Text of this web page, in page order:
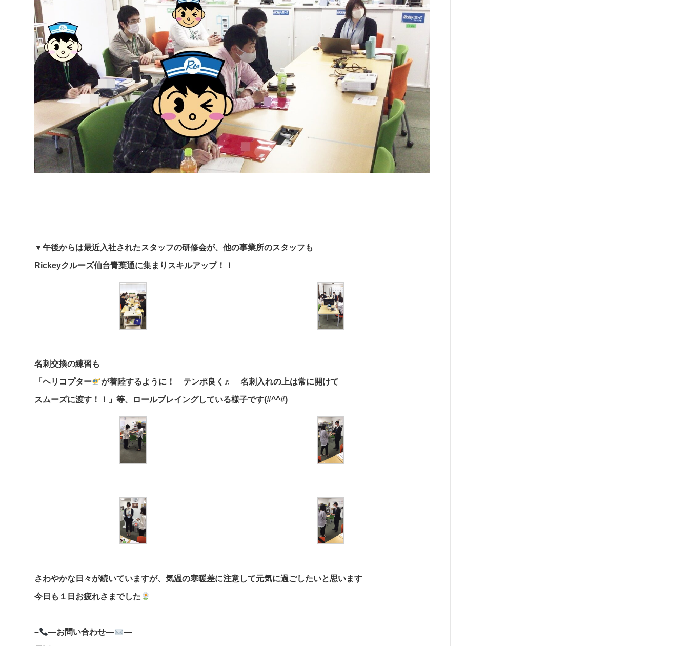
▼午後からは最近入社されたスタッフの研修会が、他の事業所のスタッフも
Rickeyクルーズ仙台青葉通に集まりスキルアップ！！
名刺交換の練習も
「ヘリコプター が着陸するように！ テンポ良く♬ 名刺入れの上は常に開けて
スムーズに渡す！！」等、ロールプレイングしている様子です(#^^#)
さわやかな日々が続いていますが、気温の寒暖差に注意して元気に過ごしたいと思います
今日も１日お疲れさまでした
– —お問い合わせ— —